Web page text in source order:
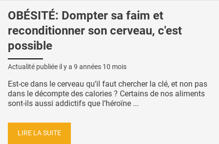
OBÉSITÉ: Dompter sa faim et
reconditionner son cerveau, c'est
possible
Actualité publiée il y a 9 années 10 mois
Est-ce dans le cerveau qu’il faut chercher la clé, et non pas
dans le décompte des calories ? Certains de nos aliments
sont-ils aussi addictifs que l’héroïne ...
LIRE LA SUITE